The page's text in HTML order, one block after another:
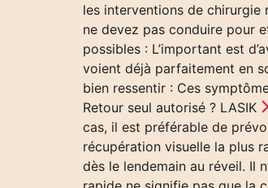
les interventions de chirurgie
ne devez pas conduire pour
possibles : L’important est
voient déjà parfaitement en
bien ressentir : Ces
Retour seul autorisé ? LASIK
cas, il est préférable de
récupération visuelle la plus
dès le lendemain au réveil. Il